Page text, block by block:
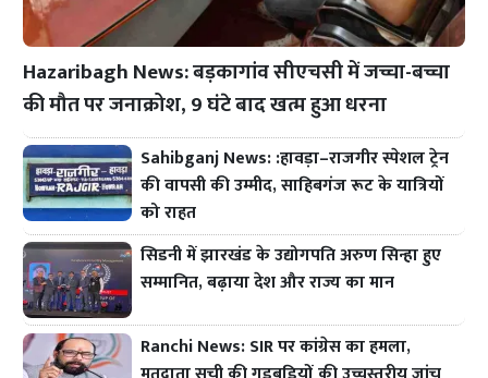
Hazaribagh News: बड़कागांव सीएचसी में जच्चा-बच्चा
की मौत पर जनाक्रोश, 9 घंटे बाद खत्म हुआ धरना
Sahibganj News: :हावड़ा–राजगीर स्पेशल ट्रेन
की वापसी की उम्मीद, साहिबगंज रूट के यात्रियों
को राहत
सिडनी में झारखंड के उद्योगपति अरुण सिन्हा हुए
सम्मानित, बढ़ाया देश और राज्य का मान
Ranchi News: SIR पर कांग्रेस का हमला,